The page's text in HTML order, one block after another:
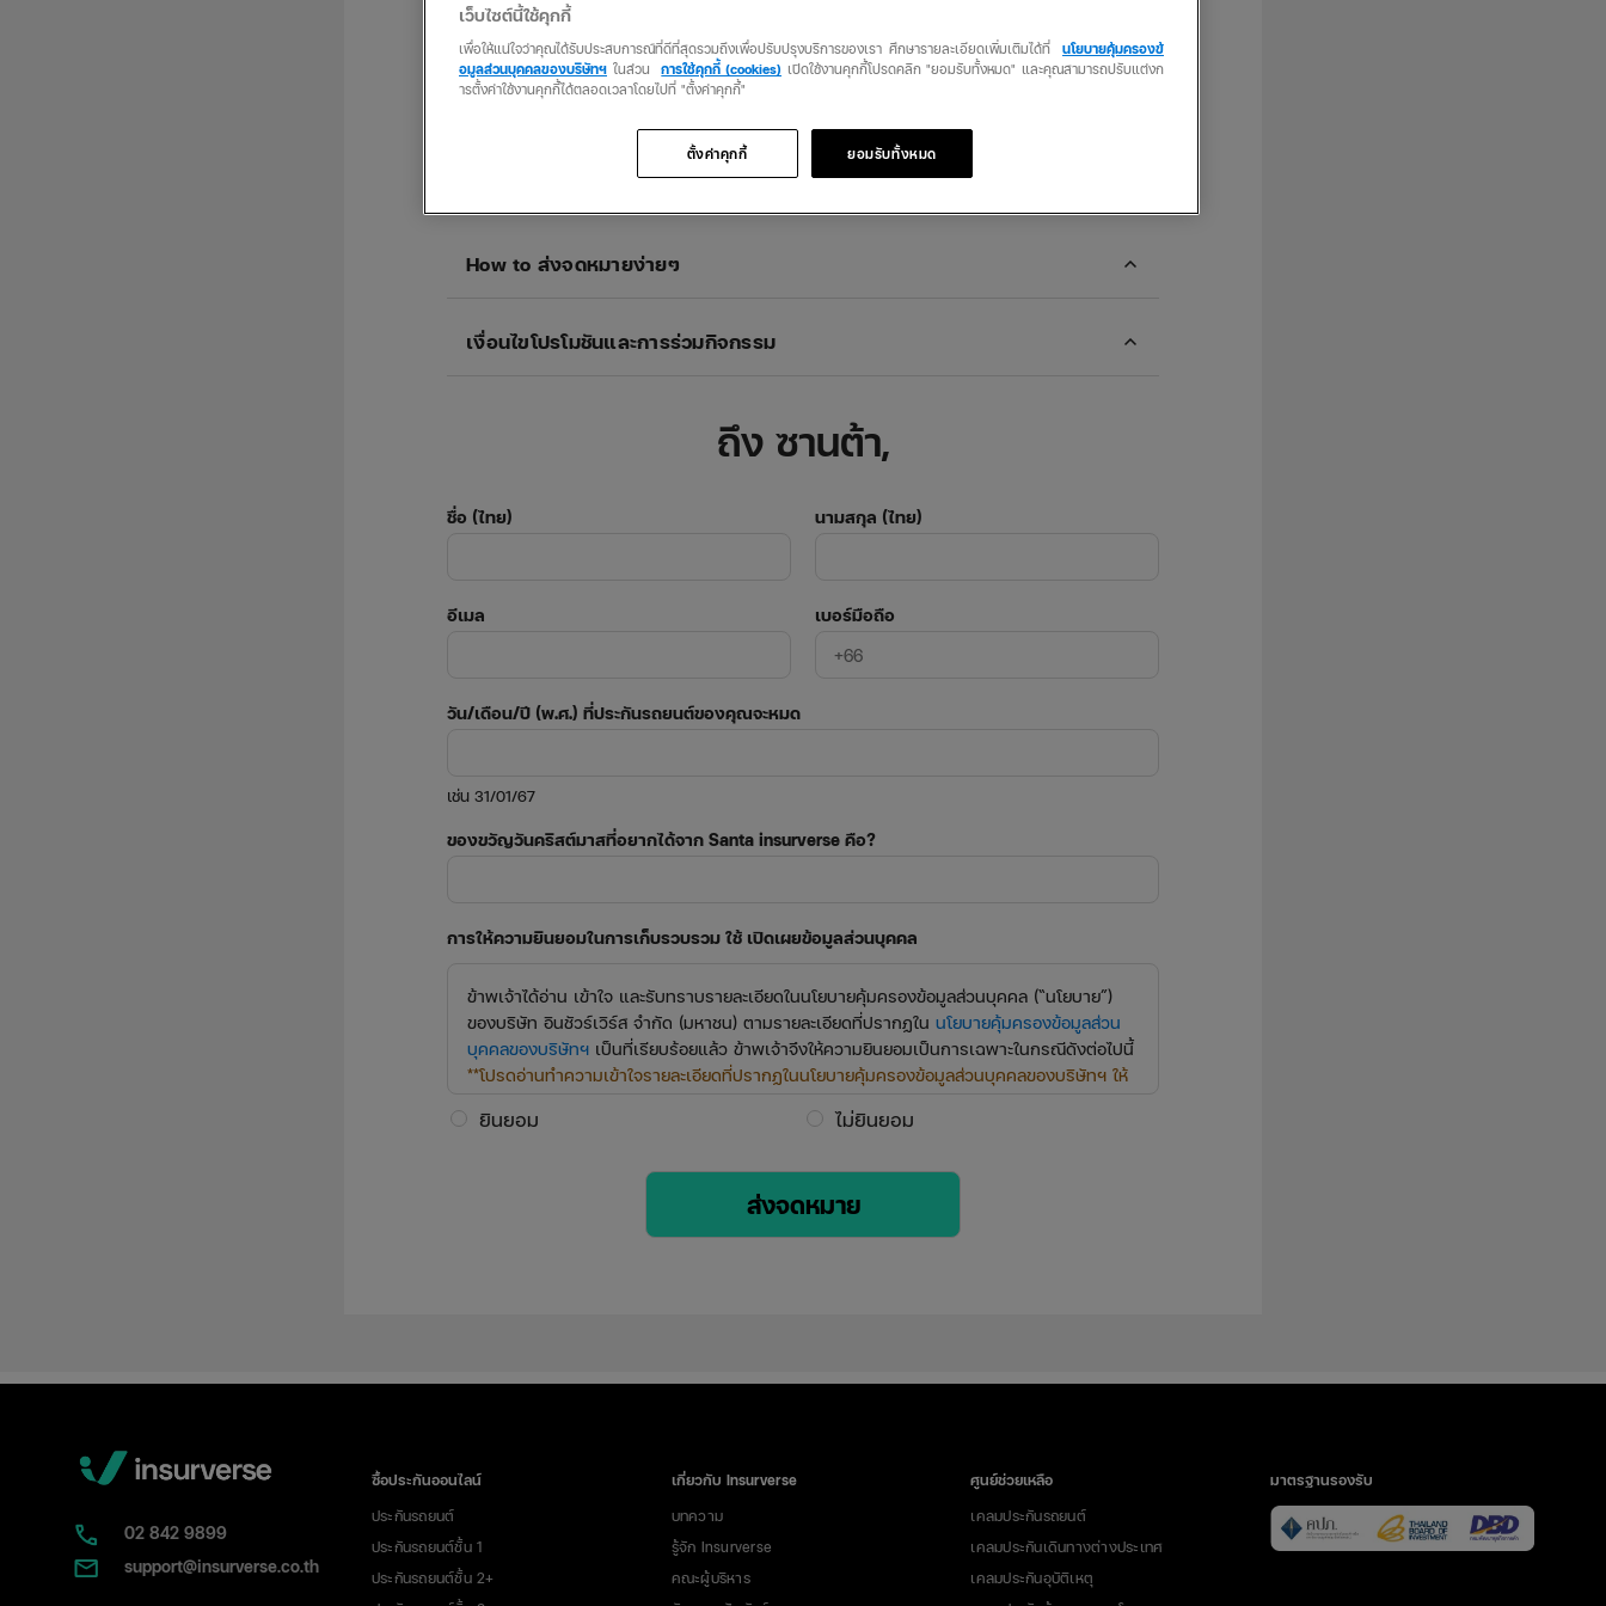
คนใช้รถรับของขวัญฟรี!
รับของขวัญสุดพิเศษส่งท้ายปี จาก insurverse
ซื้อตรง ถูกชัวร์ ไม่ผ่านตัวแทน!
How to ส่งจดหมายง่ายๆ expand_more
เงื่อนไขโปรโมชันและการร่วมกิจกรรม expand_more
ถึง ซานต้า,
ชื่อ (ไทย) นามสกุล (ไทย)
อีเมล
เบอร์มือถือ
+66
วัน/เดือน/ปี (พ.ศ.) ที่ประกันรถยนต์ของคุณจะหมด
เช่น 31/01/67
ของขวัญวันคริสต์มาสที่อยากได้จาก Santa insurverse คือ?
การให้ความยินยอมในการเก็บรวบรวม ใช้ เปิดเผยข้อมูลส่วนบุคคล
ยินยอม ไม่ยินยอม
ข้าพเจ้าได้อ่าน เข้าใจ และรับทราบรายละเอียดในนโยบายคุ้มครองข้อมูลส่วนบุคคล (“นโยบาย”)
ของบริษัท อินชัวร์เวิร์ส จำกัด (มหาชน) ตามรายละเอียดที่ปรากฏใน นโยบายคุ้มครองข้อมูลส่วน
บุคคลของบริษัทฯ เป็นที่เรียบร้อยแล้ว ข้าพเจ้าจึงให้ความยินยอมเป็นการเฉพาะในกรณีดังต่อไปนี้
**โปรดอ่านทำความเข้าใจรายละเอียดที่ปรากฏในนโยบายคุ้มครองข้อมูลส่วนบุคคลของบริษัทฯ ให้
ข้าพเจ้ายินยอมให้บริษัทฯ เก็บรวบรวม ใช้ และเปิดเผยข้อมูลส่วนบุคคลอันได้แก่ ชื่อ นามสกุล ที่อยู่
สถานที่ติดต่อ เบอร์โทรศัพท์ ข้อมูลที่ใช้ระบุตัวตนทางอิเล็กทรอนิกส์ เพื่อให้บริษัทฯ สามารถนำส่ง
ข้อมูลข่าวสารที่เป็นประโยชน์ นำเสนอผลิตภัณฑ์และ/หรือบริการที่ข้าพเจ้าอาจสนใจ จัดทำกิจกรรม
ส่งจดหมาย
02​ 842 9899
support@insurverse.co.th
ซื้อประกันออนไลน์
ประกันรถยนต์
ประกันรถยนต์ชั้น 1
ประกันรถยนต์ชั้น 2+
เกี่ยวกับ Insurverse
บทความ
รู้จัก Insurverse
คณะผู้บริหาร
ศูนย์ช่วยเหลือ
เคลมประกันรถยนต์
เคลมประกันเดินทางต่างประเทศ
เคลมประกันอุบัติเหตุ
มาตรฐานรองรับ
เว็บไซต์นี้ใช้คุกกี้
เพื่อให้แน่ใจว่าคุณได้รับประสบการณ์ที่ดีที่สุดรวมถึงเพื่อปรับปรุงบริการของเรา ศึกษารายละเอียดเพิ่มเติมได้ที่
นโยบายคุ้มครองข้
อมูลส่วนบุคคลของบริษัทฯ ในส่วน การใช้คุกกี้ (cookies) เปิดใช้งานคุกกี้โปรดคลิก "ยอมรับทั้งหมด" และคุณสามารถปรับแต่งก
ารตั้งค่าใช้งานคุกกี้ได้ตลอดเวลาโดยไปที่ "ตั้งค่าคุกกี้"
ยอมรับทั้งหมด
ตั้งค่าคุกกี้